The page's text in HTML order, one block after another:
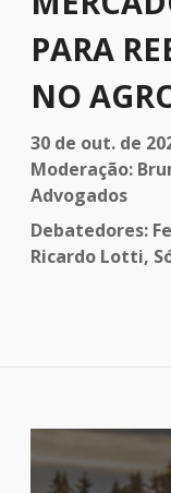
PARA
NO
30 de out. de
Moderação:
Advogados
Debatedores:
Ricardo Lotti,